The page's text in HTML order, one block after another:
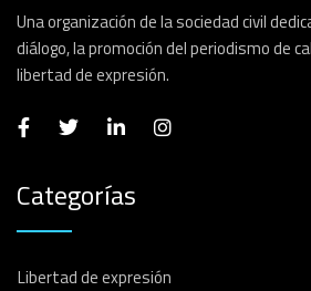
Una organización de la sociedad civil
diálogo, la promoción del periodismo de
libertad de expresión.
Categorías
Libertad de expresión